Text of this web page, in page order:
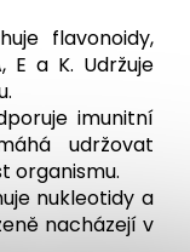
flavonoidy,
a K. Udržuje
imunitní
udržovat
organismu.
nukleotidy a
nacházejí v